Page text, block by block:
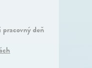
deň